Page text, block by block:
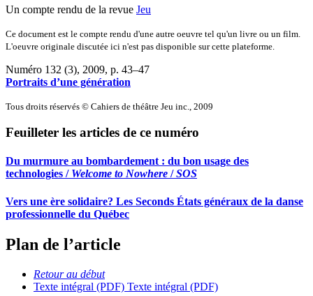
Un compte rendu de la revue Jeu
Ce document est le compte rendu d'une autre oeuvre tel qu'un livre ou un film.
L'oeuvre originale discutée ici n'est pas disponible sur cette plateforme.
Numéro 132 (3), 2009, p. 43–47
Portraits d’une génération
Tous droits réservés © Cahiers de théâtre Jeu inc., 2009
Feuilleter les articles de ce numéro
Du murmure au bombardement : du bon usage des
technologies / Welcome to Nowhere /SOS
Vers une ère solidaire? Les Seconds États généraux de la danse
professionnelle du Québec
Plan de l’article
Retour au début
Texte intégral (PDF) Texte intégral (PDF)